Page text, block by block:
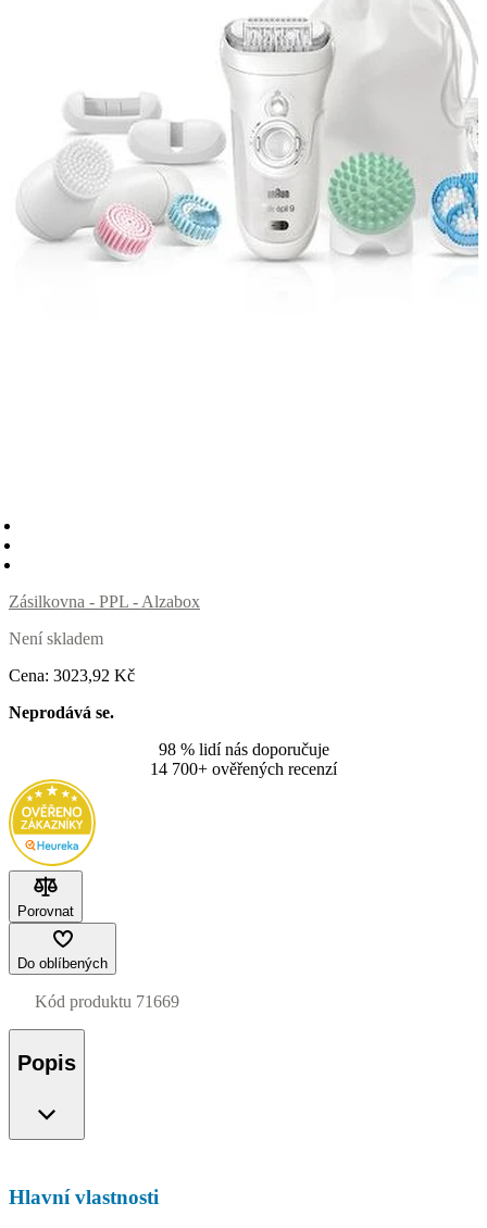
Zásilkovna - PPL - Alzabox
Není skladem
Cena: 3023,92 Kč
Neprodává se.
98 % lidí nás doporučuje
14 700+ ověřených recenzí
Porovnat
Do oblíbených
Kód produktu 71669
Popis
Hlavní vlastnosti